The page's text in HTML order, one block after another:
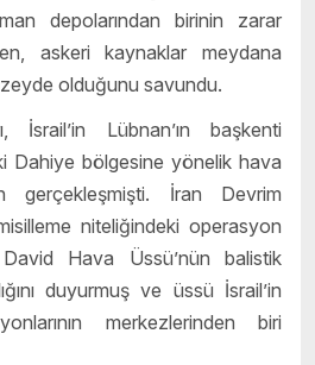
depolarından birinin zarar
askeri kaynaklar meydana
olduğunu savundu.
İsrail’in Lübnan’ın başkenti
Dahiye bölgesine yönelik hava
gerçekleşmişti. İran Devrim
niteliğindeki operasyon
Hava Üssü’nün balistik
duyurmuş ve üssü İsrail’in
merkezlerinden biri